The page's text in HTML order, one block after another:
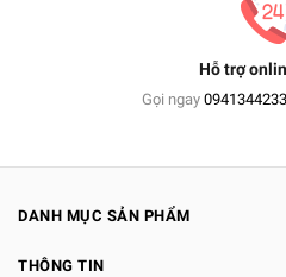
Hỗ trợ
Gọi ngay 0941344233
DANH MỤC SẢN PHẨM
THÔNG TIN